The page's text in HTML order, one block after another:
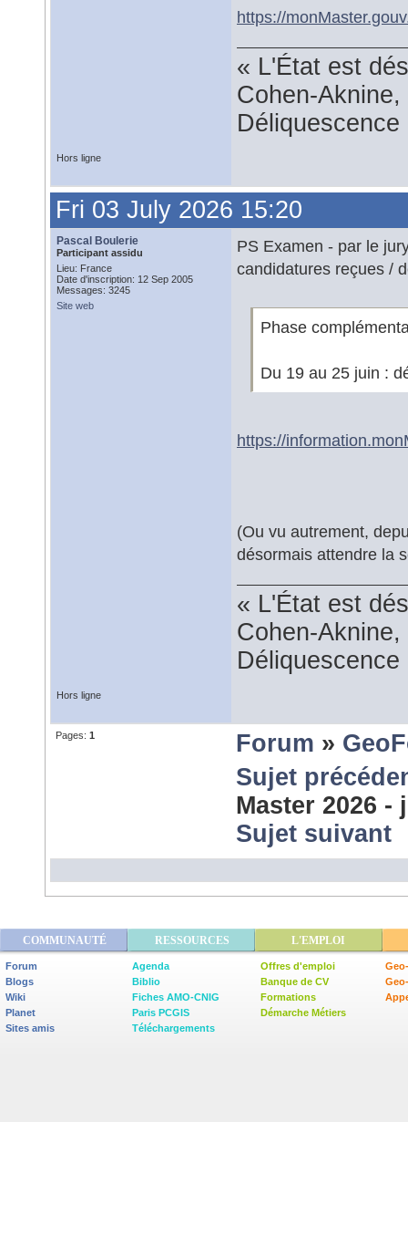
https://
« L'État est
Cohen-
Hors ligne
Fri 03 July 2026 15:20
Pascal Boulerie
Participant assidu
Lieu: France
Date d'inscription: 12 Sep 2005
Messages: 3245
Site web
PS Examen - par le
candidatures reçues /
Phase
Du 19 au 25 juin :
https://
(Ou vu autrement,
désormais attendre la
« L'État est
Cohen-
Hors ligne
Pages: 1 Forum »
Sujet
Master 2026
Sujet suivant
COMMUNAUTÉ RESSOURCES L'EMPLOI
Forum
Blogs
Wiki
Planet
Sites amis
Agenda
Biblio
Fiches AMO-CNIG
Paris PCGIS
Téléchargements
Offres d'emploi
Banque de CV
Formations
Démarche Métiers